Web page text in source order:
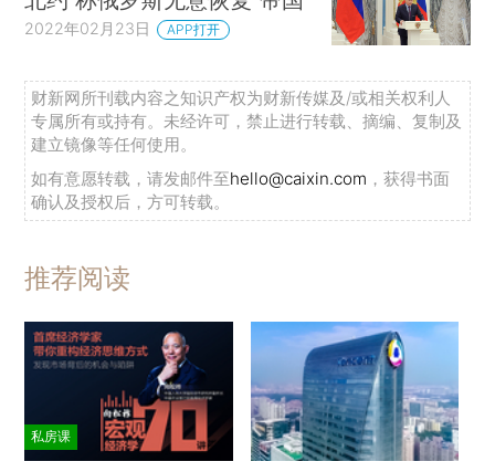
2022年02月23日 APP打开
财新网所刊载内容之知识产权为财新传媒及/或相关权利人
专属所有或持有。未经许可，禁止进行转载、摘编、复制及
建立镜像等任何使用。
如有意愿转载，请发邮件至hello@caixin.com ，获得书面
确认及授权后，方可转载。
推荐阅读
私房课